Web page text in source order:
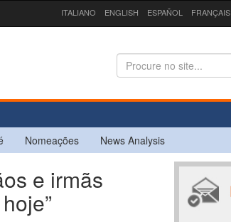
ITALIANO ENGLISH ESPAÑOL FRANÇAIS
Nomeações News Analysis
e irmãs